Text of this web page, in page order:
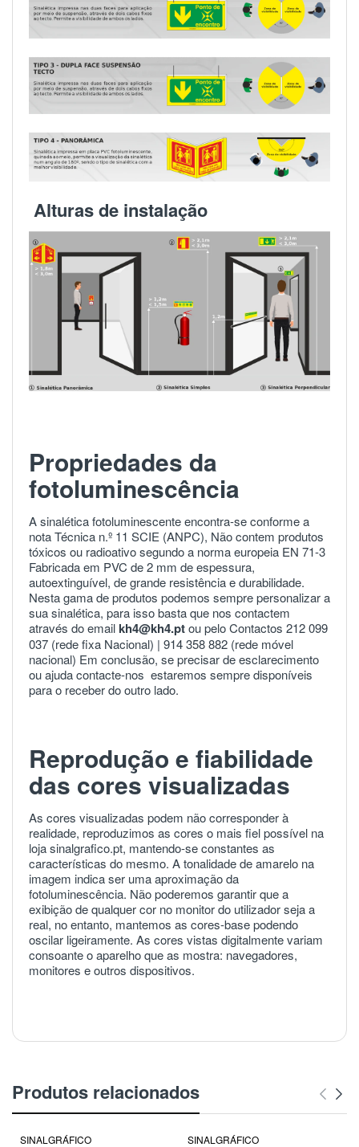
Alturas de instalação
Propriedades da
fotoluminescência
A sinalética fotoluminescente encontra-se conforme a
nota Técnica n.º 11 SCIE (ANPC), Não contem produtos
tóxicos ou radioativo segundo a norma europeia EN 71-3
Fabricada em PVC de 2 mm de espessura,
autoextinguível, de grande resistência e durabilidade.
Nesta gama de produtos podemos sempre personalizar a
sua sinalética, para isso basta que nos contactem
através do emailkh4@kh4.ptou pelo Contactos 212 099
037 (rede fixa Nacional) | 914 358 882 (rede móvel
nacional) Em conclusão, se precisar de esclarecimento
ou ajudacontacte-nos estaremos sempre disponíveis
para o receber do outro lado.
Reprodução e fiabilidade
das cores visualizadas
As cores visualizadas podem não corresponder à
realidade, reproduzimos as cores o mais fiel possível na
loja sinalgrafico.pt, mantendo-se constantes as
características do mesmo. A tonalidade de amarelo na
imagem indica ser uma aproximação da
fotoluminescência. Não poderemos garantir que a
exibição de qualquer cor no monitor do utilizador seja a
real, no entanto, mantemos as cores-base podendo
oscilar ligeiramente. As cores vistas digitalmente variam
consoante o aparelho que as mostra: navegadores,
monitores e outros dispositivos.
Produtos relacionados
SINALGRÁFICO SINALGRÁFICO